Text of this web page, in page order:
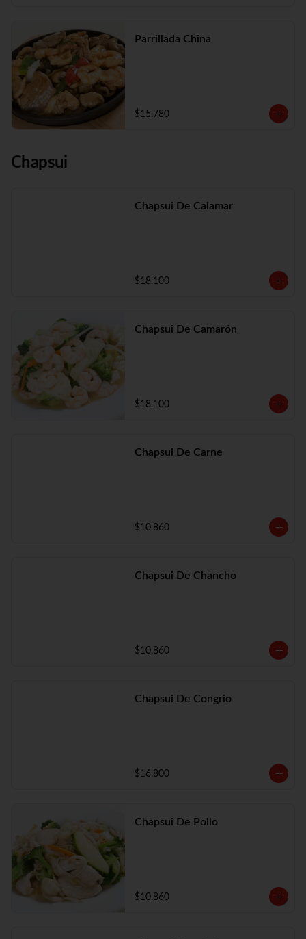
Parrillada China
$15.780
Chapsui
Chapsui De Calamar
$18.100
Chapsui De Camarón
$18.100
Chapsui De Carne
$10.860
Chapsui De Chancho
$10.860
Chapsui De Congrio
$16.800
Chapsui De Pollo
$10.860